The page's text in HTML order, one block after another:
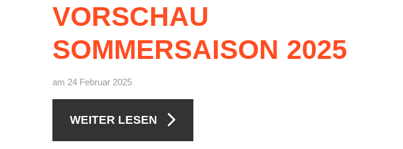
VORSCHAU
SOMMERSAISON 2025
am 24 Februar 2025
WEITER LESEN